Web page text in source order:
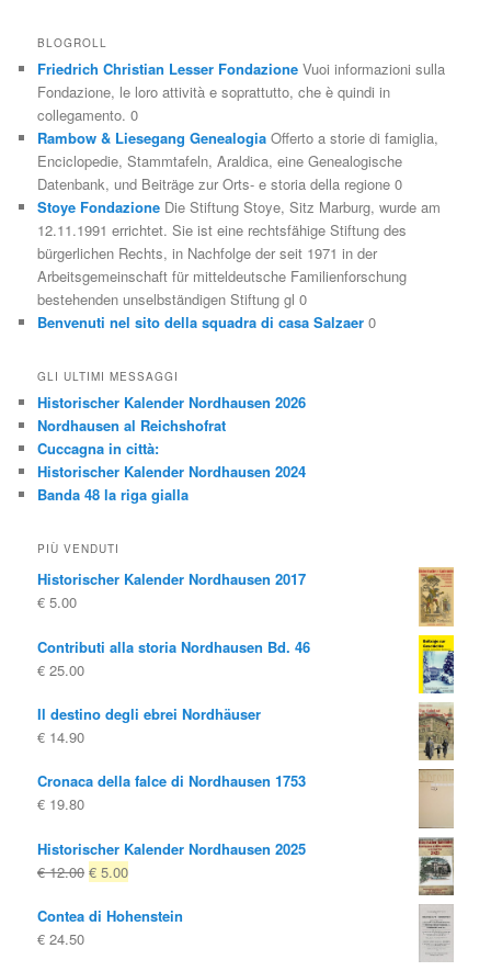
BLOGROLL
Friedrich Christian Lesser Fondazione Vuoi informazioni sulla
Fondazione, le loro attività e soprattutto, che è quindi in
collegamento. 0
Rambow & Liesegang Genealogia Offerto a storie di famiglia,
Enciclopedie, Stammtafeln, Araldica, eine Genealogische
Datenbank, und Beiträge zur Orts- e storia della regione 0
Stoye Fondazione Die Stiftung Stoye, Sitz Marburg, wurde am
12.11.1991 errichtet. Sie ist eine rechtsfähige Stiftung des
bürgerlichen Rechts, in Nachfolge der seit 1971 in der
Arbeitsgemeinschaft für mitteldeutsche Familienforschung
bestehenden unselbständigen Stiftung gl 0
Benvenuti nel sito della squadra di casa Salzaer 0
GLI ULTIMI MESSAGGI
Historischer Kalender Nordhausen 2026
Nordhausen al Reichshofrat
Cuccagna in città:
Historischer Kalender Nordhausen 2024
Banda 48 la riga gialla
PIÙ VENDUTI
Historischer Kalender Nordhausen 2017
€ 5.00
Contributi alla storia Nordhausen Bd. 46
€ 25.00
Il destino degli ebrei Nordhäuser
€ 14.90
Cronaca della falce di Nordhausen 1753
€ 19.80
Historischer Kalender Nordhausen 2025
€12.00 Il
originale
€ 5.00Il
attuale
Contea di Hohenstein
€ 24.50